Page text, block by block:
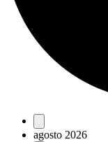
Eventos
agosto 2026